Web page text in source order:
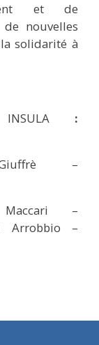
et de
nouvelles
solidarité à
:
–
Maccari –
Arrobbio –